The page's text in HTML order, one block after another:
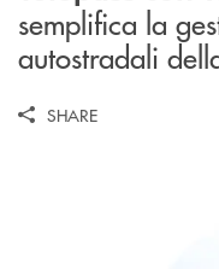
semplifica la
autostradali
SHARE